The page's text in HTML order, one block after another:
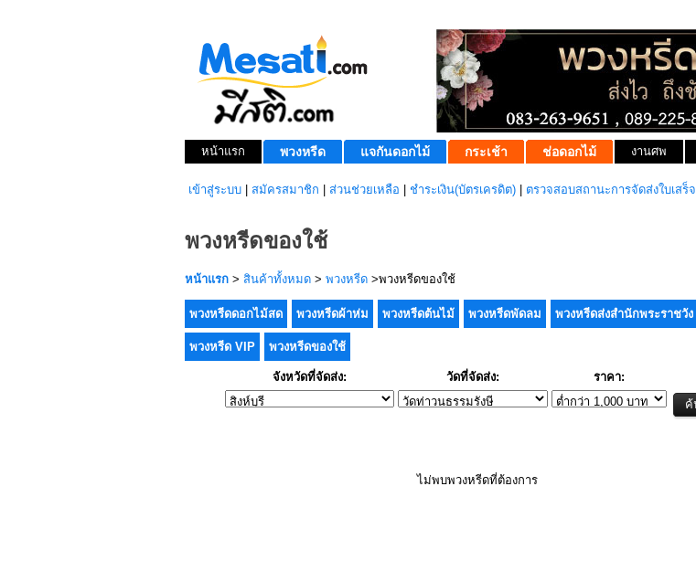
หน้าแรก พวงหรีด แจกันดอกไม้ กระเช้า ช่อดอกไม้ งานศพ
เข้าสู่ระบบ สมัครสมาชิก ส่วนช่วยเหลือ ชำระเงิน(บัตรเครดิต) ตรวจสอบสถานะการจัดส่งใบเสร็จ
พวงหรีดของใช้
หน้าแรก > สินค้าทั้งหมด > พวงหรีด >พวงหรีดของใช้
พวงหรีดดอกไม้สด พวงหรีดผ้าห่ม พวงหรีดต้นไม้ พวงหรีดพัดลม พวงหรีดส่งสำนักพระราชวัง
พวงหรีด VIP พวงหรีดของใช้
จังหวัดที่จัดส่ง: วัดที่จัดส่ง: ราคา:
ไม่พบพวงหรีดที่ต้องการ